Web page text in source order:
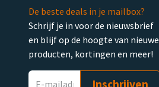
De beste deals in je mailbox?
Schrijf je in voor de nieuwsbrief
en blijf op de hoogte van nieuwe
producten, kortingen en meer!
Inschrijven